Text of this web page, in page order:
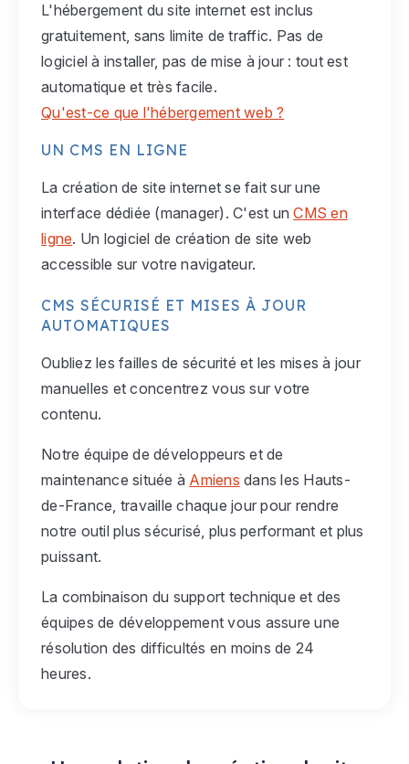
L'hébergement du site internet est inclus
gratuitement, sans limite de traffic. Pas de
logiciel à installer, pas de mise à jour : tout est
automatique et très facile.
Qu'est-ce que l'hébergement web ?
UN CMS EN LIGNE
La création de site internet se fait sur une
interface dédiée (manager). C'est unCMS en
ligne. Un logiciel de création de site web
accessible sur votre navigateur.
CMS SÉCURISÉ ET MISES À JOUR
AUTOMATIQUES
Oubliez les failles de sécurité et les mises à jour
manuelles et concentrez vous sur votre
contenu.
Notre équipe de développeurs et de
maintenance située à Amiens dans les Hauts-
de-France, travaille chaque jour pour rendre
notre outil plus sécurisé, plus performant et plus
puissant.
La combinaison du support technique et des
équipes de développement vous assure une
résolution des difficultés en moins de 24
heures.